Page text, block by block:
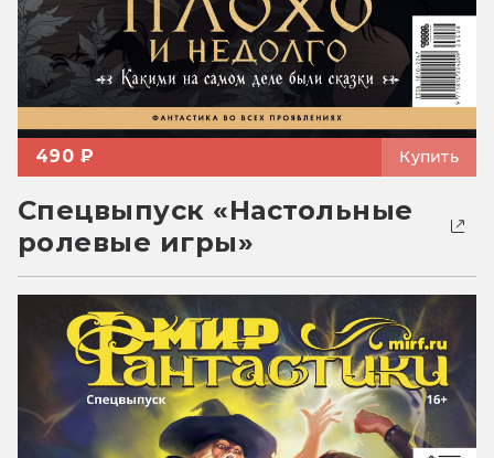
490 ₽ Купить
Спецвыпуск «Настольные
ролевые игры»